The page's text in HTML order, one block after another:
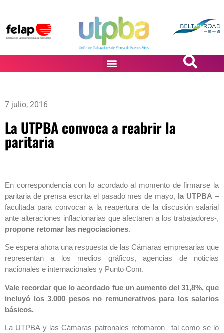
7 julio, 2016
La UTPBA convoca a reabrir la
paritaria
En correspondencia con lo acordado al momento de firmarse la
paritaria de prensa escrita el pasado mes de mayo, la UTPBA –
facultada para convocar a la reapertura de la discusión salarial
ante alteraciones inflacionarias que afectaren a los trabajadores-,
propone retomar las negociaciones.
Se espera ahora una respuesta de las Cámaras empresarias que
representan a los medios gráficos, agencias de noticias
nacionales e internacionales y Punto Com.
Vale recordar que lo acordado fue un aumento del 31,8%, que
incluyó los 3.000 pesos no remunerativos para los salarios
básicos.
La UTPBA y las Cámaras patronales retomaron –tal como se lo